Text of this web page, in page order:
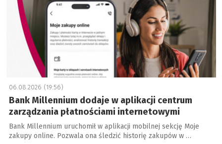
06.08.2026 (19:56)
Bank Millennium dodaje w aplikacji centrum
zarządzania płatnościami internetowymi
Bank Millennium uruchomił w aplikacji mobilnej sekcję Moje
zakupy online. Pozwala ona śledzić historię zakupów w …